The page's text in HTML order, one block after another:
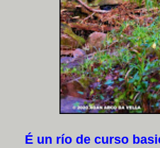
É un río de curso